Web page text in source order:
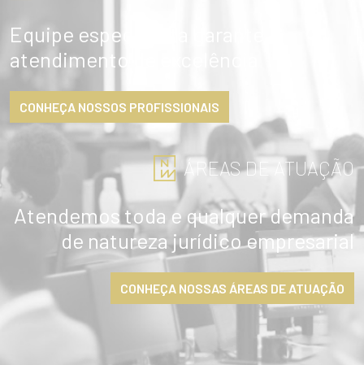
Equipe especialista garante
atendimento de excelência
CONHEÇA NOSSOS PROFISSIONAIS
ÁREAS DE ATUAÇÃO
Atendemos toda e qualquer demanda
de natureza jurídico empresarial
CONHEÇA NOSSAS ÁREAS DE ATUAÇÃO